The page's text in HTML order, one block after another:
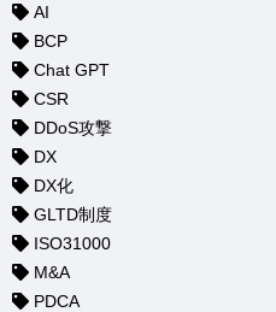
AI
BCP
Chat GPT
CSR
DDoS攻撃
DX
DX化
GLTD制度
ISO31000
M&A
PDCA